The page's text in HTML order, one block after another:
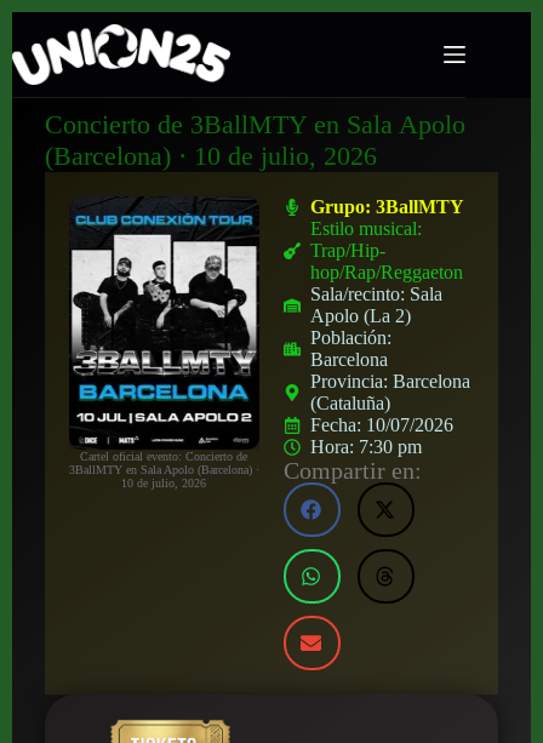
Concierto de 3BallMTY en Sala Apolo
(Barcelona) · 10 de julio, 2026
Cartel oficial evento: Concierto de
3BallMTY en Sala Apolo (Barcelona) ·
10 de julio, 2026
Grupo:3BallMTY
Estilo musical:
Trap/Hip-
hop/Rap/Reggaeton
Sala/recinto: Sala
Apolo (La 2)
Población:
Barcelona
Provincia:Barcelona
(Cataluña)
Fecha: 10/07/2026
Hora: 7:30 pm
Compartir en: